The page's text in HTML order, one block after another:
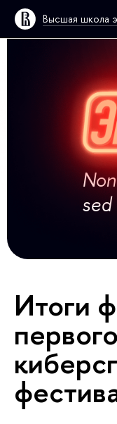
Высшая школа
Итоги
первого